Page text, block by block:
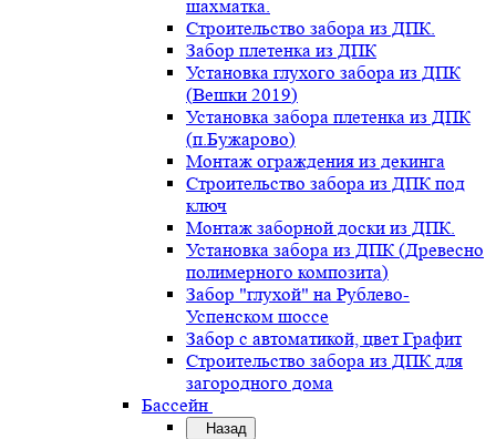
шахматка.
Строительство забора из ДПК.
Забор плетенка из ДПК
Установка глухого забора из ДПК
(Вешки 2019)
Установка забора плетенка из ДПК
(п.Бужарово)
Монтаж ограждения из декинга
Строительство забора из ДПК под
ключ
Монтаж заборной доски из ДПК.
Установка забора из ДПК (Древесно
полимерного композита)
Забор "глухой" на Рублево-
Успенском шоссе
Забор с автоматикой, цвет Графит
Строительство забора из ДПК для
загородного дома
Бассейн
Назад